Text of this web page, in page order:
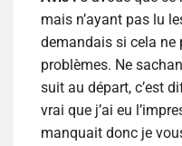
mais n’ayant pas lu
demandais si cela ne
problèmes. Ne
suit au départ, c’est
vrai que j’ai eu
manquait donc je